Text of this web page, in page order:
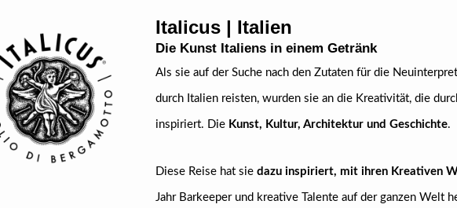
Italicus | Italien
Die Kunst Italiens in einem Getränk
Als sie auf der Suche nach den Zutaten für die
durch Italien reisten, wurden sie an die Kreativität, die
inspiriert. Die Kunst, Kultur, Architektur und Geschichte.
Diese Reise hat siedazu inspiriert, mit ihren Kreativen
Jahr Barkeeper und kreative Talente auf der ganzen Welt